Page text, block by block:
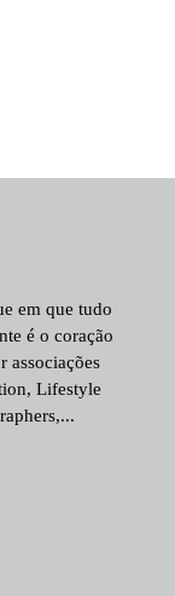
em que tudo
é o coração
associações
Lifestyle